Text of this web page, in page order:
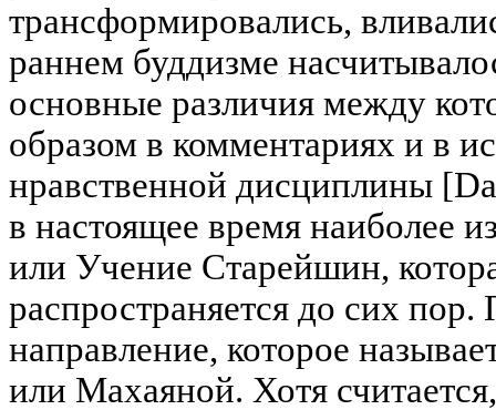
трансформировались,
раннем буддизме
основные различия между
образом в комментариях и в
нравственной дисциплины
в настоящее время наиболее
или Учение Старейшин,
распространяется до сих
направление, которое
или Махаяной. Хотя